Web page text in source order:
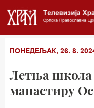
ПОНЕДЕЉАК, 26. 8.
Летња школа
манастиру